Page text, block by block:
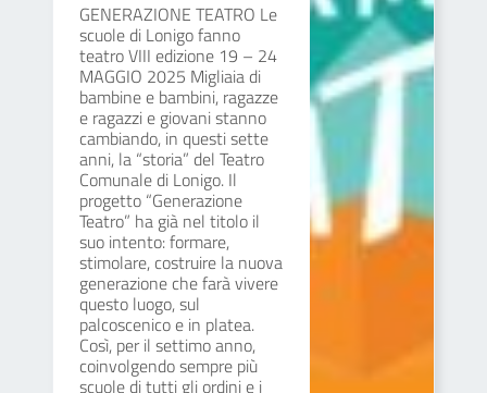
GENERAZIONE TEATRO Le
scuole di Lonigo fanno
teatro VIII edizione 19 – 24
MAGGIO 2025 Migliaia di
bambine e bambini, ragazze
e ragazzi e giovani stanno
cambiando, in questi sette
anni, la “storia” del Teatro
Comunale di Lonigo. Il
progetto “Generazione
Teatro” ha già nel titolo il
suo intento: formare,
stimolare, costruire la nuova
generazione che farà vivere
questo luogo, sul
palcoscenico e in platea.
Così, per il settimo anno,
coinvolgendo sempre più
scuole di tutti gli ordini e i